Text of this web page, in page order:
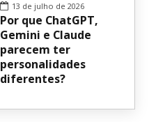
13 de julho de 2026
Por que ChatGPT,
Gemini e Claude
parecem ter
personalidades
diferentes?